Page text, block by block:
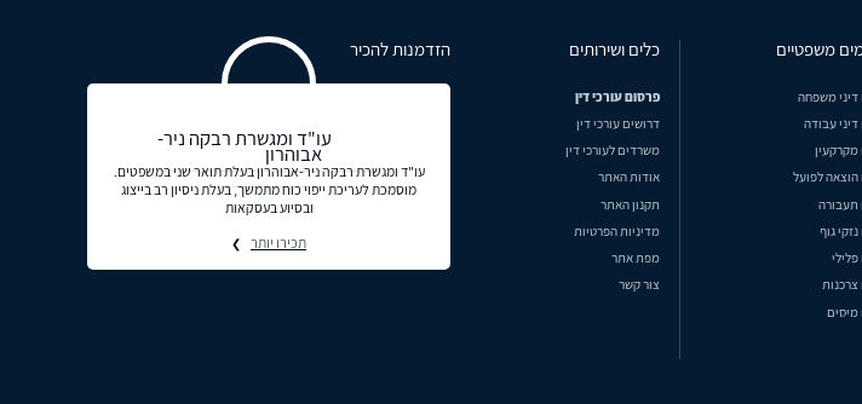
משפטיים
דיני משפחה
דיני עבודה
מקרקעין
הוצאה לפועל
תעבורה
גוף
צרכנות
מיסים
כלים ושירותים
פרסום עורכי דין
דרושים עורכי דין
משרדים לעורכי דין
אודות האתר
תקנון האתר
מדיניות הפרטיות
מפת אתר
צור קשר
הזדמנות להכיר
עו"ד ומגשרת רבקה ניר-
אבוהרון
עו"ד ומגשרת רבקה ניר-אבוהרון בעלת תואר שני במשפטים.
מוסמכת לעריכת ייפוי כוח מתמשך, בעלת ניסיון רב בייצוג
ובסיוע בעסקאות
תכירו יותר